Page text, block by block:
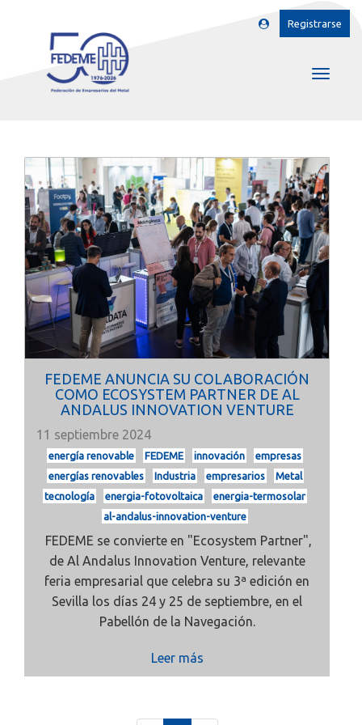
Registrarse
FEDEME ANUNCIA SU COLABORACIÓN
COMO ECOSYSTEM PARTNER DE AL
ANDALUS INNOVATION VENTURE
11 septiembre 2024
energía renovable FEDEME innovación
empresas
energías renovables
Industria empresarios
Metal
tecnología
energia-fotovoltaica
energia-termosolar
al-andalus-innovation-venture
FEDEME se convierte en "Ecosystem Partner",
de Al Andalus Innovation Venture, relevante
feria empresarial que celebra su 3ª edición en
Sevilla los días 24 y 25 de septiembre, en el
Pabellón de la Navegación.
Leer más